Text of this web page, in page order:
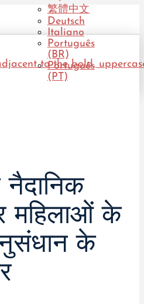
繁體中文
Deutsch
Italiano
Português
(BR)
Português
(PT)
महिलाओं के
के